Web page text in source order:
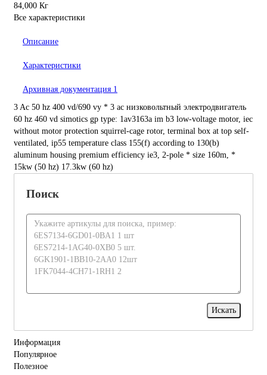
84,000 Кг
Все характеристики
Описание
Характеристики
Архивная документация 1
3 Ac 50 hz 400 vd/690 vy * 3 ac низковольтный электродвигатель
60 hz 460 vd simotics gp type: 1av3163a im b3 low-voltage motor, iec
without motor protection squirrel-cage rotor, terminal box at top self-
ventilated, ip55 temperature class 155(f) according to 130(b)
aluminum housing premium efficiency ie3, 2-pole * size 160m, *
15kw (50 hz) 17.3kw (60 hz)
Поиск
Информация
Популярное
Полезное